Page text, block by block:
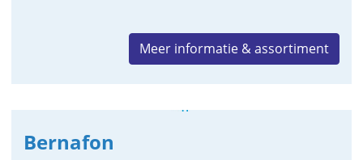
Meer informatie & assortiment
Bernafon